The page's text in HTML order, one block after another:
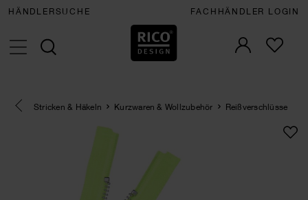
HÄNDLERSUCHE FACHHÄNDLER LOGIN
Eine Kategorie zurück navigieren
Stricken & Häkeln Kurzwaren & Wollzubehör Reißverschlüsse